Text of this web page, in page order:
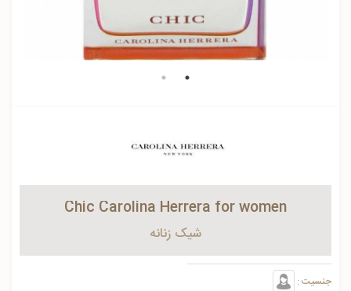
Chic Carolina Herrera for women
شیک زنانه
جنسیت :